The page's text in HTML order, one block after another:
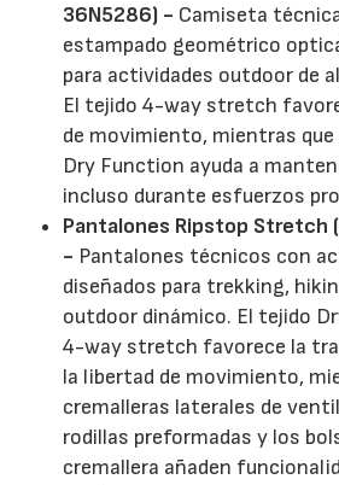
36N5286) - Camiseta
estampado geométrico
para actividades outdoor de
El tejido 4-way stretch
de movimiento, mientras
Dry Function ayuda a
incluso durante esfuerzos
Pantalones Ripstop Stretch
- Pantalones técnicos con
diseñados para trekking,
outdoor dinámico. El tejido
4-way stretch favorece la
la libertad de movimiento,
cremalleras laterales de
rodillas preformadas y los
cremallera añaden